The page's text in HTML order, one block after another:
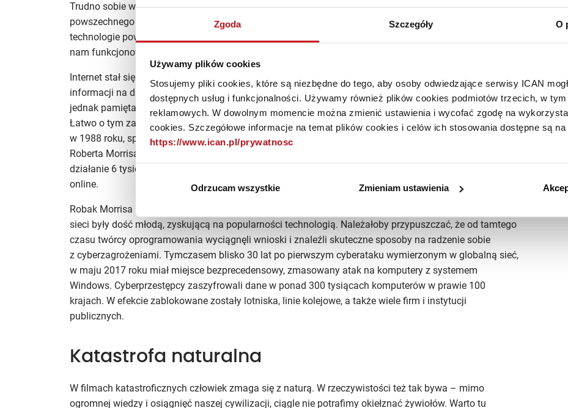
Zgoda Szczegóły O
Używamy plików cookies
Stosujemy pliki cookies, które są niezbędne do tego, aby osoby odwiedzające serwisy ICAN
dostępnych usług i funkcjonalności. Używamy również plików cookies podmiotów trzecich, w
reklamowych. W dowolnym momencie można zmienić ustawienia i wycofać zgodę na
cookies. Szczegółowe informacje na temat plików cookies i celów ich stosowania dostępne są
https://www.ican.pl/prywatnosc
Odrzucam wszystkie Zmieniam ustawienia
Trudno sobie wyobrazić, jak dziś, po roku pandemii, wyglądałaby światowa gospodarka bez
powszechnego dostępu do internetu, płatności elektronicznych, e‑maili i komunikatorów. Nowe
technologie powodują, że ekonomiczne skutki globalnej zarazy nie są aż tak dramatyczne i pozwalają
nam funkcjonować w „nowej normalności”, nawet jeśli nie wszyscy za nią przepadamy.
Internet stał się absolutnie niezbędną częścią naszego świata. Obecnie bez szybkiego przesyłania
informacji na duże odległości trudno sobie wyobrazić funkcjonowanie jakichkolwiek organizacji. Warto
jednak pamiętać, że – podobnie jak sieć energetyczna – również i internet może cierpieć na blackout
Łatwo o tym zapominamy, a jednak takie przypadki już się zdarzały. Pierwszym z nich była awaria sieci
w 1988 roku, spowodowana przez wirus komputerowy stworzony przez amerykańskiego programistę
Roberta Morrisa. Ten, jeden z pierwszych, cyberatak był na tyle udany, że na tydzień zablokował
działanie 6 tysięcy komputerów, co wówczas stanowiło około 10% wszystkich maszyn działających
online.
Robak Morrisa był skuteczny głównie z tego względu, że systemy komputerowe połączone za pomocą
sieci były dość młodą, zyskującą na popularności technologią. Należałoby przypuszczać, że od tamtego
czasu twórcy oprogramowania wyciągnęli wnioski i znaleźli skuteczne sposoby na radzenie sobie
z cyberzagrożeniami. Tymczasem blisko 30 lat po pierwszym cyberataku wymierzonym w globalną sieć,
w maju 2017 roku miał miejsce bezprecedensowy, zmasowany atak na komputery z systemem
Windows. Cyberprzestępcy zaszyfrowali dane w ponad 300 tysiącach komputerów w prawie 100
krajach. W efekcie zablokowane zostały lotniska, linie kolejowe, a także wiele firm i instytucji
publicznych.
Katastrofa naturalna
W filmach katastroficznych człowiek zmaga się z naturą. W rzeczywistości też tak bywa – mimo
ogromnej wiedzy i osiągnięć naszej cywilizacji, ciągle nie potrafimy okiełznać żywiołów. Warto tu